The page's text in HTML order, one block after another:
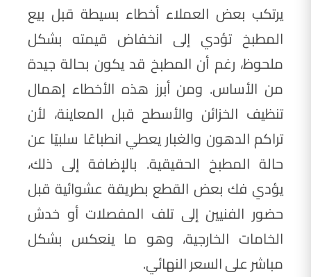
يرتكب بعض العملاء أخطاء بسيطة قبل بيع
المطبخ تؤدي إلى انخفاض قيمته بشكل
ملحوظ، رغم أن المطبخ قد يكون بحالة جيدة
من الأساس. ومن أبرز هذه الأخطاء إهمال
تنظيف الخزائن والأسطح قبل المعاينة، لأن
تراكم الدهون والغبار يعطي انطباعًا سلبيًا عن
حالة المطبخ الحقيقية. بالإضافة إلى ذلك،
يؤدي فك بعض القطع بطريقة عشوائية قبل
حضور الفنيين إلى تلف المفصلات أو خدش
الخامات الخارجية، وهو ما ينعكس بشكل
مباشر على السعر النهائي.